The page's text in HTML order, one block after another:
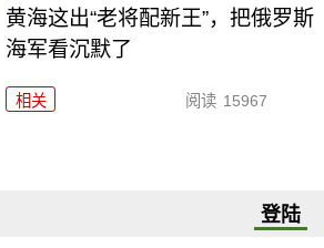
黄海这出“老将配新王”，把俄罗斯
海军看沉默了
相关 阅读 15967
登陆